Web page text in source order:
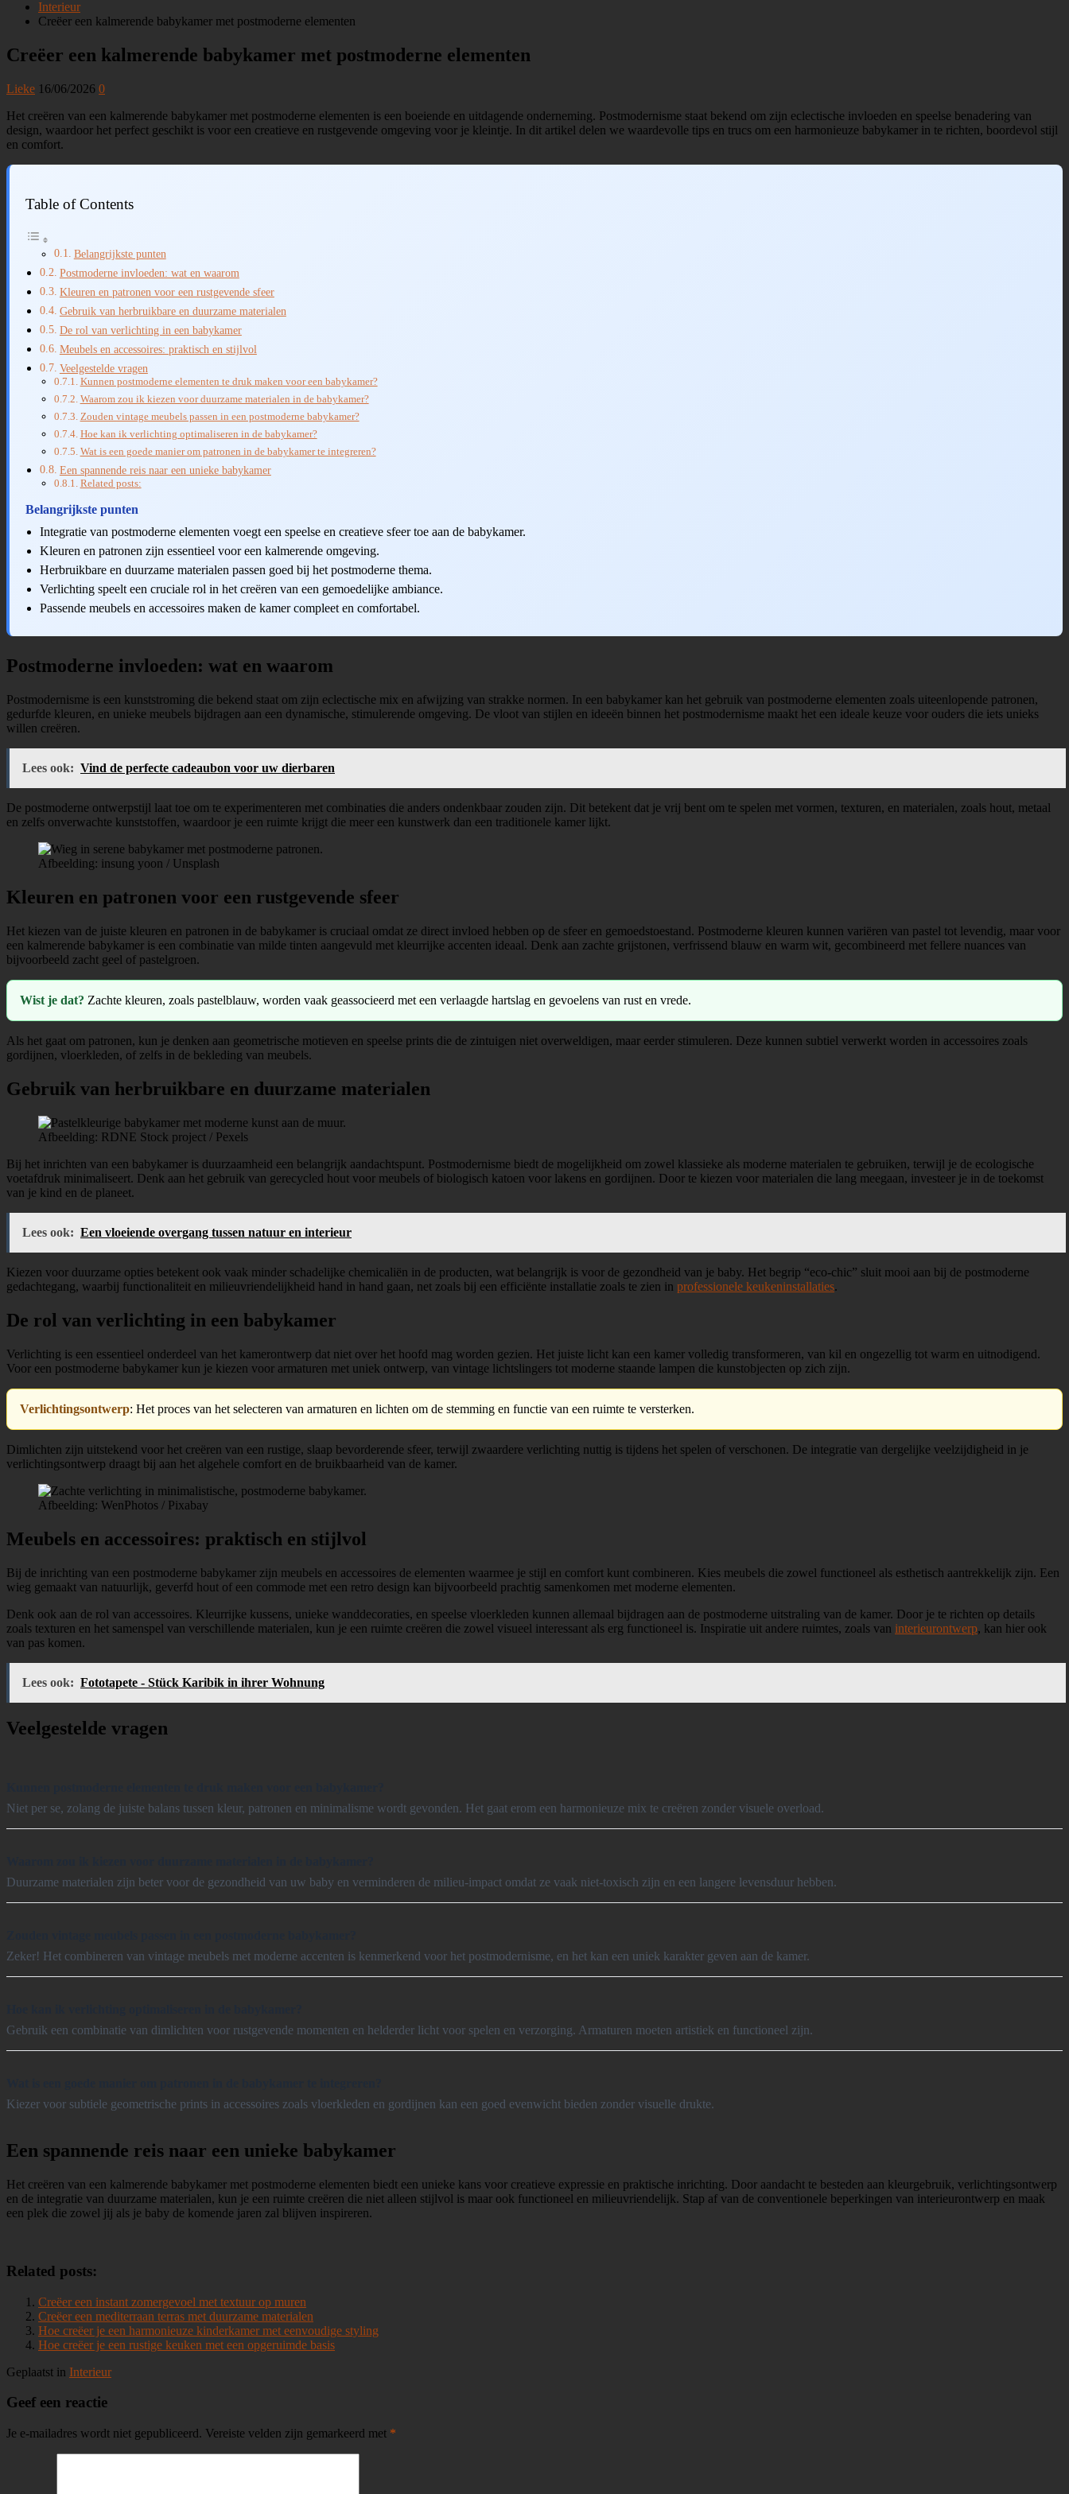
Interieur
Creëer een kalmerende babykamer met postmoderne elementen
Creëer een kalmerende babykamer met postmoderne elementen
Lieke 16/06/2026 0
Het creëren van een kalmerende babykamer met postmoderne elementen is een boeiende en uitdagende onderneming. Postmodernisme staat bekend om zijn eclectische invloeden en speelse benadering van
design, waardoor het perfect geschikt is voor een creatieve en rustgevende omgeving voor je kleintje. In dit artikel delen we waardevolle tips en trucs om een harmonieuze babykamer in te richten, boordevol stijl
en comfort.
Table of Contents
Belangrijkste punten
Postmoderne invloeden: wat en waarom
Kleuren en patronen voor een rustgevende sfeer
Gebruik van herbruikbare en duurzame materialen
De rol van verlichting in een babykamer
Meubels en accessoires: praktisch en stijlvol
Veelgestelde vragen
Kunnen postmoderne elementen te druk maken voor een babykamer?
Waarom zou ik kiezen voor duurzame materialen in de babykamer?
Zouden vintage meubels passen in een postmoderne babykamer?
Hoe kan ik verlichting optimaliseren in de babykamer?
Wat is een goede manier om patronen in de babykamer te integreren?
Een spannende reis naar een unieke babykamer
Related posts:
Belangrijkste punten
Integratie van postmoderne elementen voegt een speelse en creatieve sfeer toe aan de babykamer.
Kleuren en patronen zijn essentieel voor een kalmerende omgeving.
Herbruikbare en duurzame materialen passen goed bij het postmoderne thema.
Verlichting speelt een cruciale rol in het creëren van een gemoedelijke ambiance.
Passende meubels en accessoires maken de kamer compleet en comfortabel.
Postmoderne invloeden: wat en waarom
Postmodernisme is een kunststroming die bekend staat om zijn eclectische mix en afwijzing van strakke normen. In een babykamer kan het gebruik van postmoderne elementen zoals uiteenlopende patronen,
gedurfde kleuren, en unieke meubels bijdragen aan een dynamische, stimulerende omgeving. De vloot van stijlen en ideeën binnen het postmodernisme maakt het een ideale keuze voor ouders die iets unieks
willen creëren.
Lees ook: Vind de perfecte cadeaubon voor uw dierbaren
De postmoderne ontwerpstijl laat toe om te experimenteren met combinaties die anders ondenkbaar zouden zijn. Dit betekent dat je vrij bent om te spelen met vormen, texturen, en materialen, zoals hout, metaal
en zelfs onverwachte kunststoffen, waardoor je een ruimte krijgt die meer een kunstwerk dan een traditionele kamer lijkt.
Afbeelding: insung yoon / Unsplash
Kleuren en patronen voor een rustgevende sfeer
Het kiezen van de juiste kleuren en patronen in de babykamer is cruciaal omdat ze direct invloed hebben op de sfeer en gemoedstoestand. Postmoderne kleuren kunnen variëren van pastel tot levendig, maar voor
een kalmerende babykamer is een combinatie van milde tinten aangevuld met kleurrijke accenten ideaal. Denk aan zachte grijstonen, verfrissend blauw en warm wit, gecombineerd met fellere nuances van
bijvoorbeeld zacht geel of pastelgroen.
Wist je dat? Zachte kleuren, zoals pastelblauw, worden vaak geassocieerd met een verlaagde hartslag en gevoelens van rust en vrede.
Als het gaat om patronen, kun je denken aan geometrische motieven en speelse prints die de zintuigen niet overweldigen, maar eerder stimuleren. Deze kunnen subtiel verwerkt worden in accessoires zoals
gordijnen, vloerkleden, of zelfs in de bekleding van meubels.
Gebruik van herbruikbare en duurzame materialen
Afbeelding: RDNE Stock project / Pexels
Bij het inrichten van een babykamer is duurzaamheid een belangrijk aandachtspunt. Postmodernisme biedt de mogelijkheid om zowel klassieke als moderne materialen te gebruiken, terwijl je de ecologische
voetafdruk minimaliseert. Denk aan het gebruik van gerecycled hout voor meubels of biologisch katoen voor lakens en gordijnen. Door te kiezen voor materialen die lang meegaan, investeer je in de toekomst
van je kind en de planeet.
Lees ook: Een vloeiende overgang tussen natuur en interieur
Kiezen voor duurzame opties betekent ook vaak minder schadelijke chemicaliën in de producten, wat belangrijk is voor de gezondheid van je baby. Het begrip “eco-chic” sluit mooi aan bij de postmoderne
gedachtegang, waarbij functionaliteit en milieuvriendelijkheid hand in hand gaan, net zoals bij een efficiënte installatie zoals te zien in professionele keukeninstallaties.
De rol van verlichting in een babykamer
Verlichting is een essentieel onderdeel van het kamerontwerp dat niet over het hoofd mag worden gezien. Het juiste licht kan een kamer volledig transformeren, van kil en ongezellig tot warm en uitnodigend.
Voor een postmoderne babykamer kun je kiezen voor armaturen met uniek ontwerp, van vintage lichtslingers tot moderne staande lampen die kunstobjecten op zich zijn.
Verlichtingsontwerp: Het proces van het selecteren van armaturen en lichten om de stemming en functie van een ruimte te versterken.
Dimlichten zijn uitstekend voor het creëren van een rustige, slaap bevorderende sfeer, terwijl zwaardere verlichting nuttig is tijdens het spelen of verschonen. De integratie van dergelijke veelzijdigheid in je
verlichtingsontwerp draagt bij aan het algehele comfort en de bruikbaarheid van de kamer.
Afbeelding: WenPhotos / Pixabay
Meubels en accessoires: praktisch en stijlvol
Bij de inrichting van een postmoderne babykamer zijn meubels en accessoires de elementen waarmee je stijl en comfort kunt combineren. Kies meubels die zowel functioneel als esthetisch aantrekkelijk zijn. Een
wieg gemaakt van natuurlijk, geverfd hout of een commode met een retro design kan bijvoorbeeld prachtig samenkomen met moderne elementen.
Denk ook aan de rol van accessoires. Kleurrijke kussens, unieke wanddecoraties, en speelse vloerkleden kunnen allemaal bijdragen aan de postmoderne uitstraling van de kamer. Door je te richten op details
zoals texturen en het samenspel van verschillende materialen, kun je een ruimte creëren die zowel visueel interessant als erg functioneel is. Inspiratie uit andere ruimtes, zoals van interieurontwerp, kan hier ook
van pas komen.
Lees ook: Fototapete - Stück Karibik in ihrer Wohnung
Veelgestelde vragen
Niet per se, zolang de juiste balans tussen kleur, patronen en minimalisme wordt gevonden. Het gaat erom een harmonieuze mix te creëren zonder visuele overload.
Duurzame materialen zijn beter voor de gezondheid van uw baby en verminderen de milieu-impact omdat ze vaak niet-toxisch zijn en een langere levensduur hebben.
Zeker! Het combineren van vintage meubels met moderne accenten is kenmerkend voor het postmodernisme, en het kan een uniek karakter geven aan de kamer.
Gebruik een combinatie van dimlichten voor rustgevende momenten en helderder licht voor spelen en verzorging. Armaturen moeten artistiek en functioneel zijn.
Kiezer voor subtiele geometrische prints in accessoires zoals vloerkleden en gordijnen kan een goed evenwicht bieden zonder visuelle drukte.
Een spannende reis naar een unieke babykamer
Het creëren van een kalmerende babykamer met postmoderne elementen biedt een unieke kans voor creatieve expressie en praktische inrichting. Door aandacht te besteden aan kleurgebruik, verlichtingsontwerp
en de integratie van duurzame materialen, kun je een ruimte creëren die niet alleen stijlvol is maar ook functioneel en milieuvriendelijk. Stap af van de conventionele beperkingen van interieurontwerp en maak
een plek die zowel jij als je baby de komende jaren zal blijven inspireren.
Related posts:
Creëer een instant zomergevoel met textuur op muren
Creëer een mediterraan terras met duurzame materialen
Hoe creëer je een harmonieuze kinderkamer met eenvoudige styling
Hoe creëer je een rustige keuken met een opgeruimde basis
Geplaatst in Interieur
Geef een reactie
Je e-mailadres wordt niet gepubliceerd. Vereiste velden zijn gemarkeerd met *